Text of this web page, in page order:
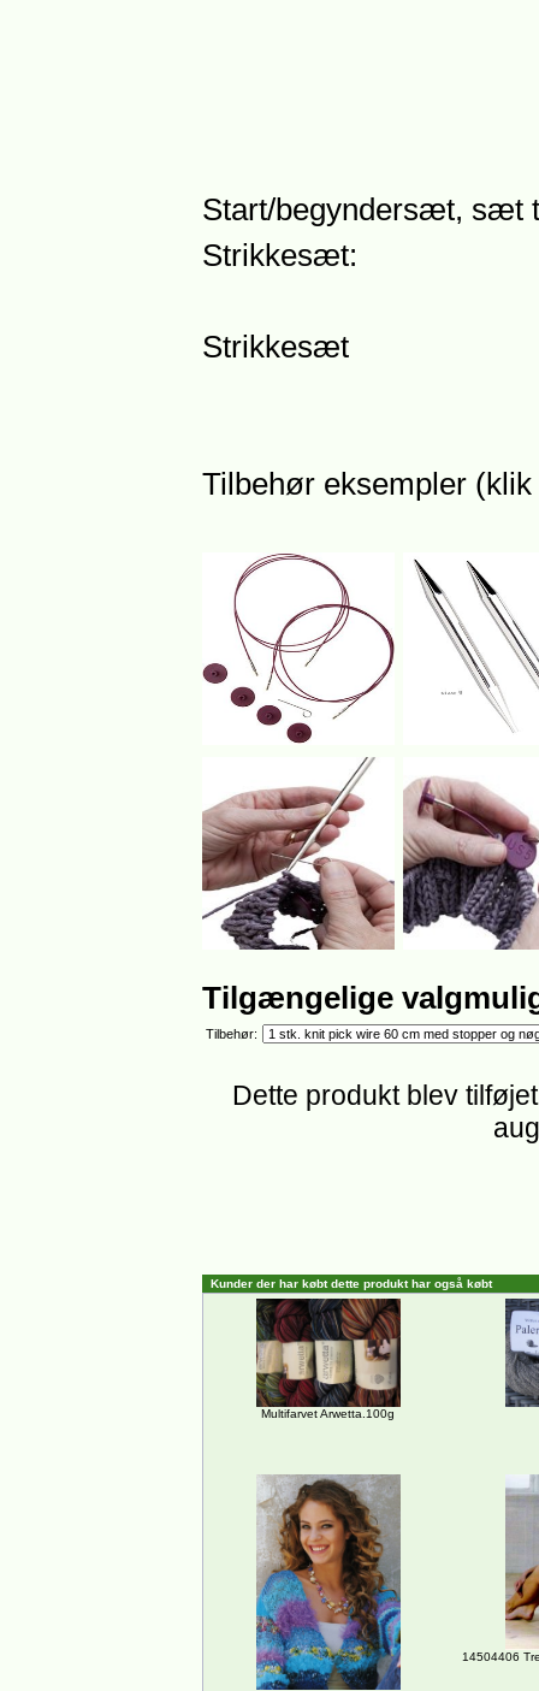
Start/begyndersæt, sæt
Strikkesæt:
Strikkesæt
Tilbehør eksempler
Tilgængelige
Tilbehør:
Dette produkt blev
Kunder der har købt dette produkt har også købt
Multifarvet Arwetta.100g
14504406